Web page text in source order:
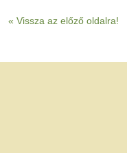
« Vissza az előző oldalra!